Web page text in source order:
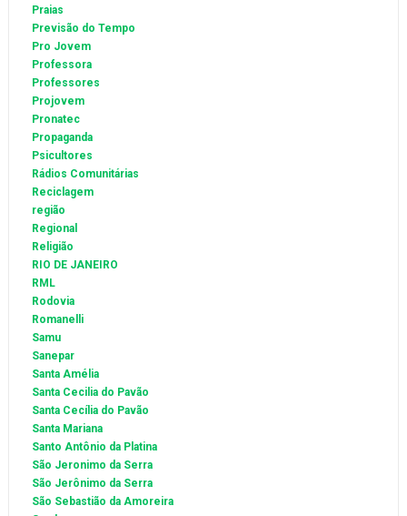
Praias
Previsão do Tempo
Pro Jovem
Professora
Professores
Projovem
Pronatec
Propaganda
Psicultores
Rádios Comunitárias
Reciclagem
região
Regional
Religião
RIO DE JANEIRO
RML
Rodovia
Romanelli
Samu
Sanepar
Santa Amélia
Santa Cecilia do Pavão
Santa Cecília do Pavão
Santa Mariana
Santo Antônio da Platina
São Jeronimo da Serra
São Jerônimo da Serra
São Sebastião da Amoreira